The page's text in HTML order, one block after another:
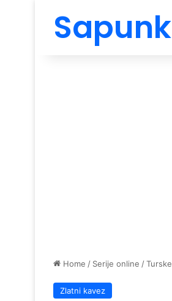
Home / Serije online /
Zlatni kavez